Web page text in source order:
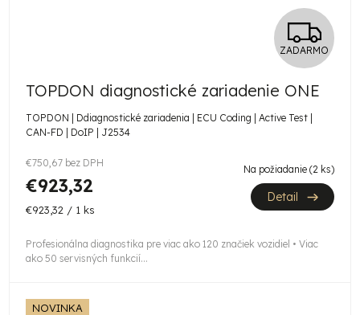
Z
A
R
M
ZADARMO
TOPDON diagnostické zariadenie ONE
TOPDON | Ddiagnostické zariadenia | ECU Coding | Active Test |
CAN-FD | DoIP | J2534
€750,67 bez DPH
€923,32
Jednotková
€923,32 / 1 ks
Na požiadanie (2 ks)
Detail
Profesionálna diagnostika pre viac ako 120 značiek vozidiel • Viac
ako 50 servisných funkcií...
NOVINKA